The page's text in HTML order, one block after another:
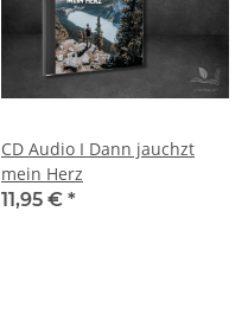
CD Audio I Dann jauchzt
mein Herz
11,95 € *